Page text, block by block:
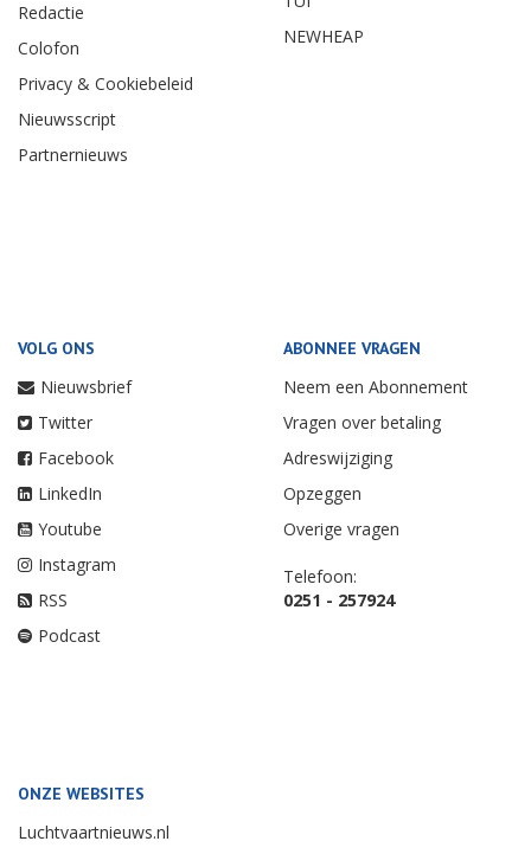
Redactie
Colofon
Privacy & Cookiebeleid
Nieuwsscript
Partnernieuws
NEWHEAP
VOLG ONS
Nieuwsbrief
Twitter
Facebook
LinkedIn
Youtube
Instagram
RSS
Podcast
ABONNEE VRAGEN
Neem een Abonnement
Vragen over betaling
Adreswijziging
Opzeggen
Overige vragen
Telefoon:
0251 - 257924
ONZE WEBSITES
Luchtvaartnieuws.nl